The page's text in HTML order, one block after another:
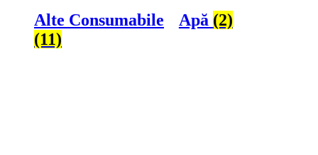
Alte Consumabile
(11)
Apă (2)